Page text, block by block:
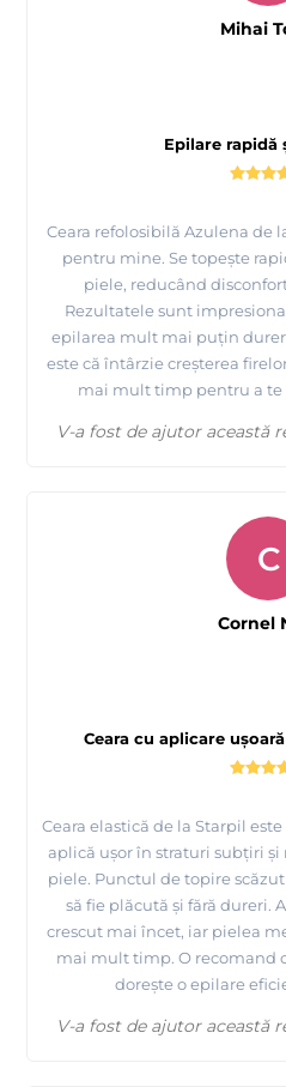
de JESUS BONAN in
MAYSTAR COSMETICAeste
MAYSTAReste unul dintre
globali de cosmetice
importante principale: Starpil
industria cosmeticelor
Comandati produsele
produse de o calitate
Lucrati cu cei mai buni !
si video-urile disponibile la
si
Epilare rapidă
Ceara refolosibilă Azulena de
pentru mine. Se topește
piele, reducând
Rezultatele sunt
epilarea mult mai puțin
este că întârzie creșterea
mai mult timp pentru a te
Mihai
V-a fost de ajutor această
Ceara cu aplicare
Ceara elastică de la Starpil
aplică ușor în straturi subțiri
piele. Punctul de topire
să fie plăcută și fără dureri.
crescut mai încet, iar pielea
mai mult timp. O recomand
dorește o epilare
C
Cornel
V-a fost de ajutor această